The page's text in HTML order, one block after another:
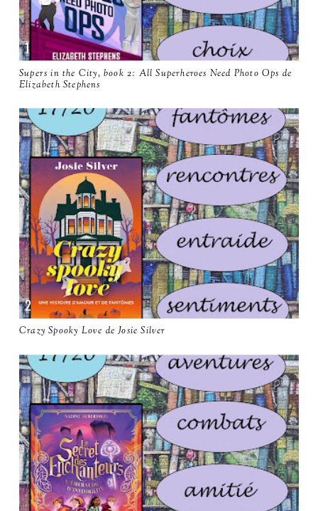
Supers in the City, book 2: All Superheroes Need Photo Ops de
Elizabeth Stephens
Crazy Spooky Love de Josie Silver